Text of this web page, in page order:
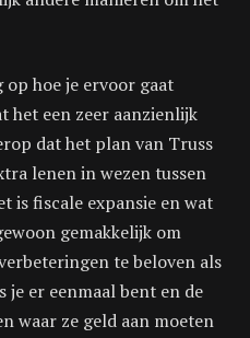
hoe je ervoor gaat
het een zeer aanzienlijk
dat het plan van Truss
lenen in wezen tussen
is fiscale expansie en wat
gemakkelijk om
te beloven als
je er eenmaal bent en de
waar ze geld aan moeten